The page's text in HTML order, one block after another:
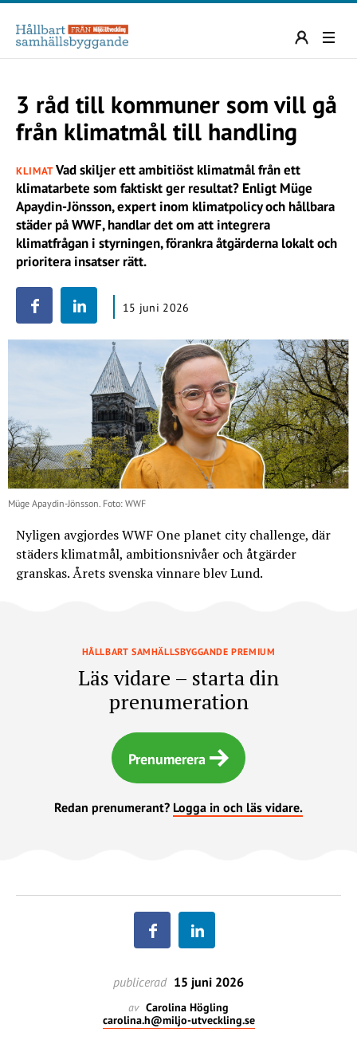
3 råd till kommuner som vill gå
från klimatmål till handling
KLIMATVad skiljer ett ambitiöst klimatmål från ett
klimatarbete som faktiskt ger resultat? Enligt Müge
Apaydin-Jönsson, expert inom klimatpolicy och hållbara
städer på WWF, handlar det om att integrera
klimatfrågan i styrningen, förankra åtgärderna lokalt och
prioritera insatser rätt.
15 juni 2026
Müge Apaydin-Jönsson. Foto: WWF
Nyligen avgjordes WWF One planet city challenge, där
städers klimatmål, ambitionsnivåer och åtgärder
granskas. Årets svenska vinnare blev Lund.
HÅLLBART SAMHÄLLSBYGGANDE PREMIUM
Läs vidare – starta din
prenumeration
Prenumerera
Redan prenumerant? Logga in och läs vidare.
publicerad 15 juni 2026
av Carolina Högling
carolina.h@miljo-utveckling.se